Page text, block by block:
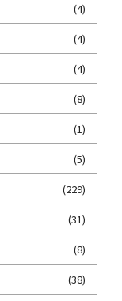
(4)
(4)
(4)
(8)
(1)
(5)
(229)
(31)
(8)
(38)